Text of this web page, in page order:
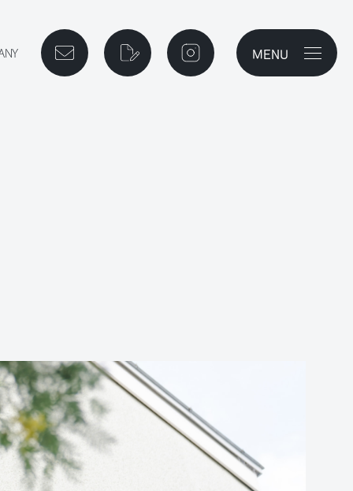
ご相談予約 資料請求 instagram メニューを
MENU